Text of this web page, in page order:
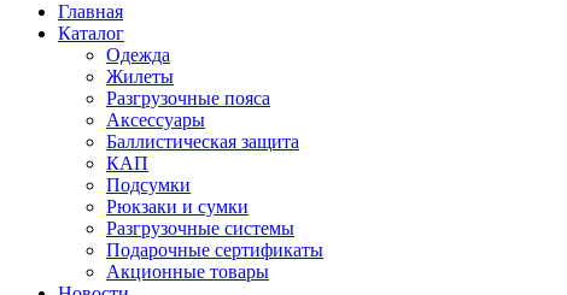
Главная
Каталог
Одежда
Жилеты
Разгрузочные пояса
Аксессуары
Баллистическая защита
КАП
Подсумки
Рюкзаки и сумки
Разгрузочные системы
Подарочные сертификаты
Акционные товары